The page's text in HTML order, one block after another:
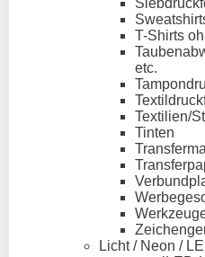
T-Shirts
etc.
Textilien/
Tinten
Licht / Neon /